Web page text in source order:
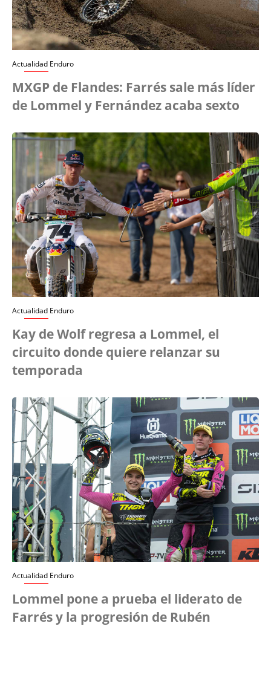
Actualidad Enduro
MXGP de Flandes: Farrés sale más líder
de Lommel y Fernández acaba sexto
Actualidad Enduro
Kay de Wolf regresa a Lommel, el
circuito donde quiere relanzar su
temporada
Actualidad Enduro
Lommel pone a prueba el liderato de
Farrés y la progresión de Rubén